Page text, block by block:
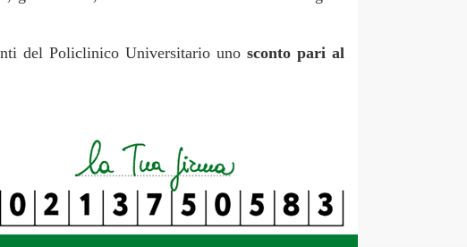
del Policlinico Universitario uno sconto pari al